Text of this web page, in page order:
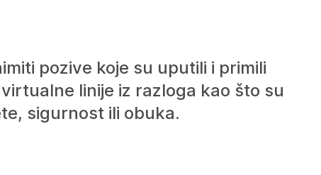
pozive koje su uputili i primili
linije iz razloga kao što su
sigurnost ili obuka.